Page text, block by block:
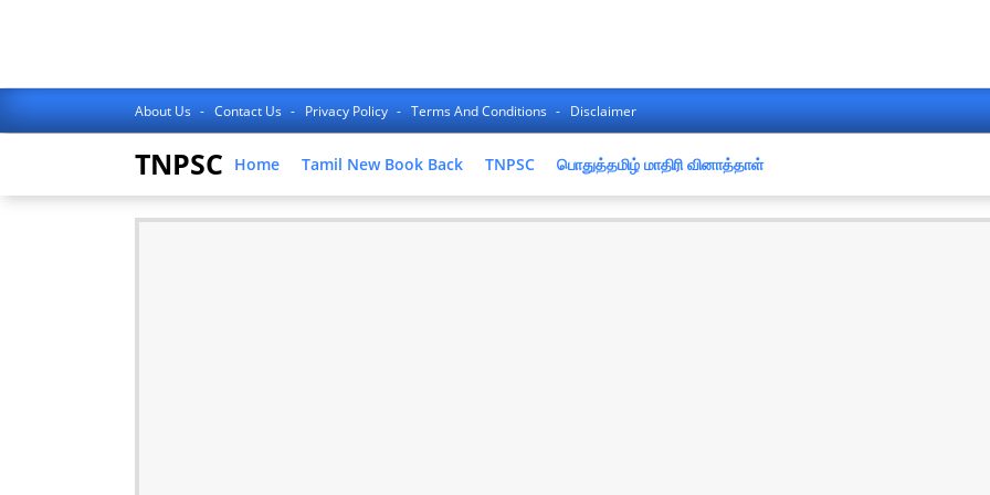
About Us Contact Us Privacy Policy Terms And Conditions Disclaimer
TNPSC Home Tamil New Book Back TNPSC பொதுத்தமிழ் மாதிரி வினாத்தாள்